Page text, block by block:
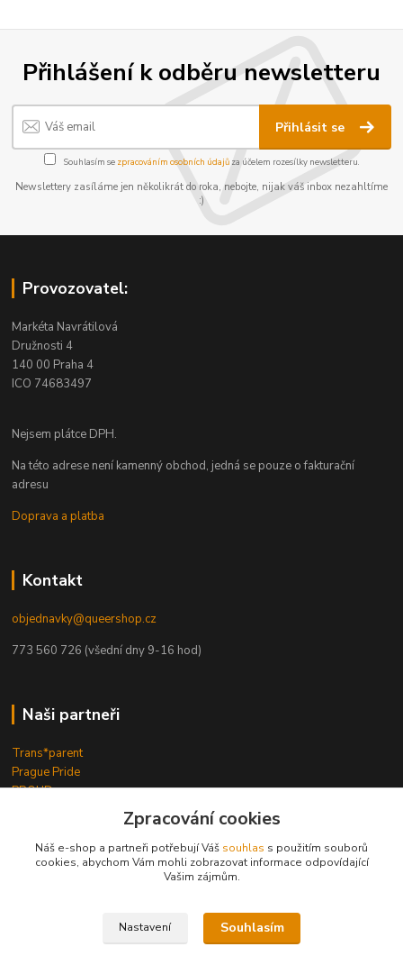
Přihlášení k odběru newsletteru
Přihlásit se
Souhlasím se zpracováním osobních údajůza účelem rozesílky newsletteru.
Newslettery zasíláme jen několikrát do roka, nebojte, nijak váš inbox nezahltíme
:)
Provozovatel:
Markéta Navrátilová
Družnosti 4
140 00 Praha 4
ICO 74683497
Nejsem plátce DPH.
Na této adrese není kamenný obchod, jedná se pouze o fakturační
adresu
Doprava a platba
Kontakt
objednavky@queershop.cz
773 560 726 (všední dny 9-16 hod)
Naši partneři
Trans*parent
Prague Pride
PROUD
Stud Brno
Mezipatra
Zpracování cookies
Náš e-shop a partneři potřebují Váš souhlas s použitím souborů
cookies, abychom Vám mohli zobrazovat informace odpovídající
Vašim zájmům.
Nastavení Souhlasím